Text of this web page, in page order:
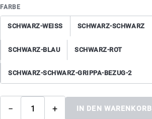
FARBE
SCHWARZ-WEISS SCHWARZ-SCHWARZ
SCHWARZ-BLAU SCHWARZ-ROT
SCHWARZ-SCHWARZ-GRIPPA-BEZUG-2
− + IN DEN WARENKORB